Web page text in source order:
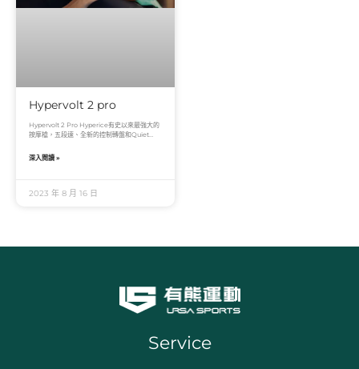
Hypervolt 2 pro
Hypervolt 2 Pro Hyperice有史以來最強大的
按摩槍，五段速、全新的控制轉盤和Quiet
深入閱讀 »
2023 年 8 月 16 日
Service